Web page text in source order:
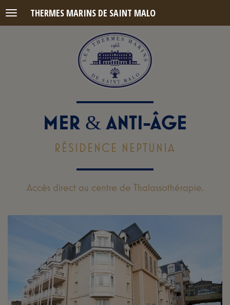
Menu THERMES MARINS DE SAINT MALO
MER & ANTI-ÂGE
RÉSIDENCE NEPTUNIA
Accès direct au centre de Thalassothérapie.